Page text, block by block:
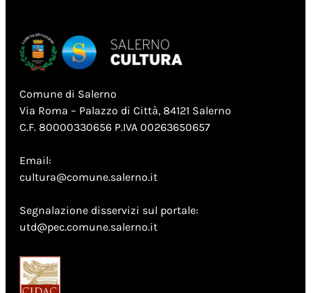
Comune di Salerno
Via Roma – Palazzo di Città, 84121 Salerno
C.F. 80000330656 P.IVA 00263650657
Email:
cultura@comune.salerno.it
Segnalazione disservizi sul portale:
utd@pec.comune.salerno.it